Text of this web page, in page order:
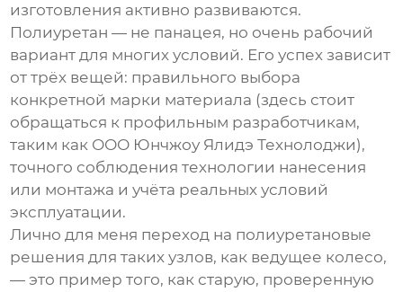
изготовления активно развиваются.
Полиуретан — не панацея, но очень рабочий
вариант для многих условий. Его успех зависит
от трёх вещей: правильного выбора
конкретной марки материала (здесь стоит
обращаться к профильным разработчикам,
таким как ООО Юнчжоу Ялидэ Технолоджи),
точного соблюдения технологии нанесения
или монтажа и учёта реальных условий
эксплуатации.
Лично для меня переход на полиуретановые
решения для таких узлов, как ведущее колесо,
— это пример того, как старую, проверенную